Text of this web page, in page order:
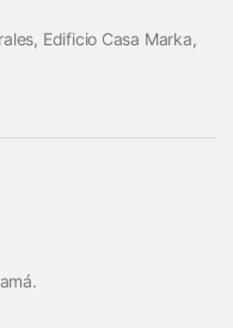
Edificio Casa Marka,